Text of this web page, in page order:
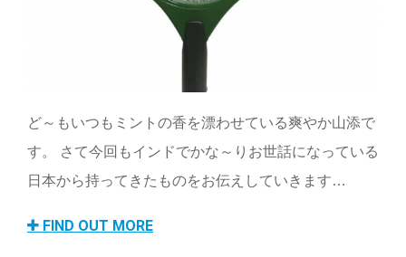
ど～もいつもミントの香を漂わせている爽やか山添で
す。 さて今回もインドでかな～りお世話になっている
日本から持ってきたものをお伝えしていきます…
FIND OUT MORE